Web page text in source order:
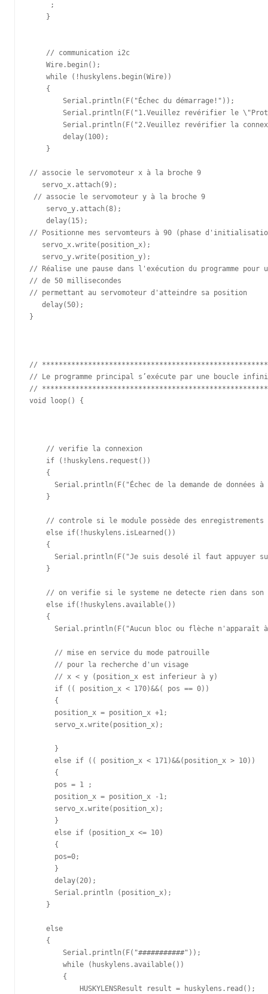
     ;
    }
    // communication i2c
    Wire.begin();
    while (!huskylens.begin(Wire))
    {
        Serial.println(F("Échec du démarrage!"));
Serial.println(F("1.Veuillez revérifier le
Serial.println(F("2.Veuillez revérifier la
        delay(100);
    }
// associe le servomoteur x à la broche 9
   servo_x.attach(9);
// associe le servomoteur y à la broche 9
    servo_y.attach(8);
    delay(15);
// Positionne mes servomteurs à 90 (phase
   servo_x.write(position_x);
   servo_y.write(position_y);
// Réalise une pause dans l'exécution du programme pour
// de 50 millisecondes
// permettant au servomoteur d'atteindre sa position
   delay(50);
}
//
// Le programme principal s’exécute par une boucle
//
void loop() {
    // verifie la connexion
    if (!huskylens.request())
    {
Serial.println(F("Échec de la demande de données
    }
// controle si le module possède des
    else if(!huskylens.isLearned())
    {
Serial.println(F("Je suis desolé il faut appuyer
    }
// on verifie si le systeme ne detecte rien dans
    else if(!huskylens.available())
    {
Serial.println(F("Aucun bloc ou flèche n'apparaît
      // mise en service du mode patrouille
      // pour la recherche d'un visage
      // x < y (position_x est inferieur à y)
      if (( position_x < 170)&&( pos == 0))
      {
      position_x = position_x +1;
      servo_x.write(position_x);
      }
      else if (( position_x < 171)&&(position_x > 10))
      {
      pos = 1 ;
      position_x = position_x -1;
      servo_x.write(position_x);
      }
      else if (position_x <= 10)
      {
      pos=0;
      }
      delay(20);
      Serial.println (position_x);
    }
    else
    {
        Serial.println(F("###########"));
        while (huskylens.available())
        {
            HUSKYLENSResult result = huskylens.read();